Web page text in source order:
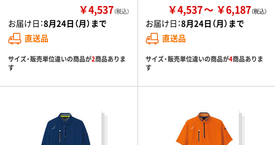
￥4,537（税込）
お届け日：8月24日（月）まで
直送品
サイズ・販売単位違いの商品が2商品ありま
す
￥4,537 ￥6,187
お届け日：8月24日（月）まで
直送品
サイズ・販売単位違いの商品が4商品ありま
す